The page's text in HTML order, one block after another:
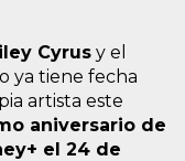
Cyrus y el
ya tiene fecha
artista este
aniversario de
el 24 de